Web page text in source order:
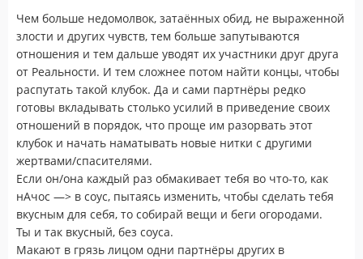
Чем больше недомолвок, затаённых обид, не выраженной
злости и других чувств, тем больше запутываются
отношения и тем дальше уводят их участники друг друга
от Реальности. И тем сложнее потом найти концы, чтобы
распутать такой клубок. Да и сами партнёры редко
готовы вкладывать столько усилий в приведение своих
отношений в порядок, что проще им разорвать этот
клубок и начать наматывать новые нитки с другими
жертвами/спасителями.
Если он/она каждый раз обмакивает тебя во что-то, как
нАчос —> в соус, пытаясь изменить, чтобы сделать тебя
вкусным для себя, то собирай вещи и беги огородами.
Ты и так вкусный, без соуса.
Макают в грязь лицом одни партнёры других в